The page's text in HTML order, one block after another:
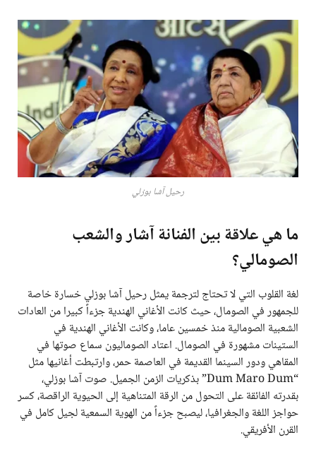
رحيل آشا بوزلي
ما هي علاقة بين الفنانة آشار والشعب
الصومالي؟
لغة القلوب التي لا تحتاج لترجمة يمثل رحيل آشا بوزلي خسارة خاصة
للجمهور في الصومال، حيث كانت الأغاني الهندية جزءاً كبيرا من العادات
الشعبية الصومالية منذ خمسين عاما، وكانت الأغاني الهندية في
الستينات مشهورة في الصومال. اعتاد الصوماليون سماع صوتها في
المقاهي ودور السينما القديمة في العاصمة حمر، وارتبطت أغانيها مثل
“Dum Maro Dum” بذكريات الزمن الجميل. صوت آشا بوزلي،
بقدرته الفائقة على التحول من الرقة المتناهية إلى الحيوية الراقصة، كسر
حواجز اللغة والجغرافيا، ليصبح جزءاً من الهوية السمعية لجيل كامل في
القرن الأفريقي.